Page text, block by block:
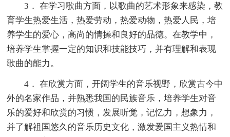
3． 在学习歌曲方面，以歌曲的艺术形象来感染，教
育学生热爱生活，热爱劳动，热爱动物，热爱人民，培
养学生的爱心，高尚的情操和良好的品德。在教学中，
培养学生掌握一定的知识和技能技巧，并有理解和表现
歌曲的能力。
4． 在欣赏方面，开阔学生的音乐视野，欣赏古今中
外的名家作品，并熟悉我国的民族音乐，培养学生对音
乐的爱好和欣赏的习惯，发展听觉，记忆力，想象力，
并了解祖国悠久的音乐历史文化，激发爱国主义热情和